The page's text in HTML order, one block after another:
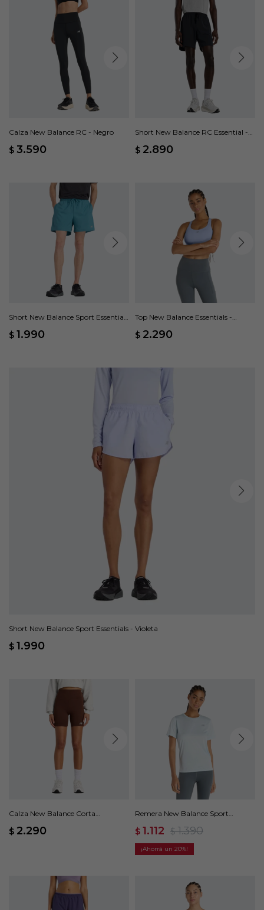
Calza New Balance RC - Negro
$ 3.590
Short New Balance RC Essential -
$ 2.890
Short New Balance Sport Essentials
$ 1.990
Top New Balance Essentials -
$ 2.290
Short New Balance Sport Essentials - Violeta
$ 1.990
Calza New Balance Corta
$ 2.290
Remera New Balance Sport
$ 1.112 $ 1.390
20